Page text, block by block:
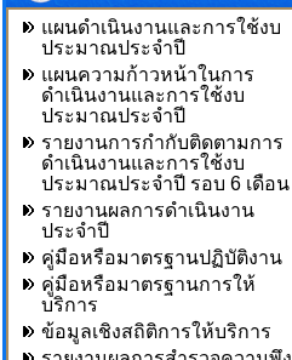
แผนดำเนินงานและการใช้งบ
ประมาณประจำปี
แผนความก้าวหน้าในการ
ดำเนินงานและการใช้งบ
ประมาณประจำปี
รายงานการกำกับติดตามการ
ดำเนินงานและการใช้งบ
ประมาณประจำปี รอบ 6 เดือน
รายงานผลการดำเนินงาน
ประจำปี
คู่มือหรือมาตรฐานปฏิบัติงาน
คู่มือหรือมาตรฐานการให้
บริการ
ข้อมูลเชิงสถิติการให้บริการ